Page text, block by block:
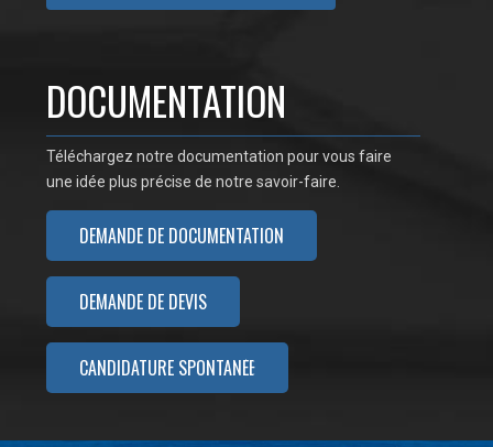
DOCUMENTATION
Téléchargez notre documentation pour vous faire
une idée plus précise de notre savoir-faire.
DEMANDE DE DOCUMENTATION
DEMANDE DE DEVIS
CANDIDATURE SPONTANÉE